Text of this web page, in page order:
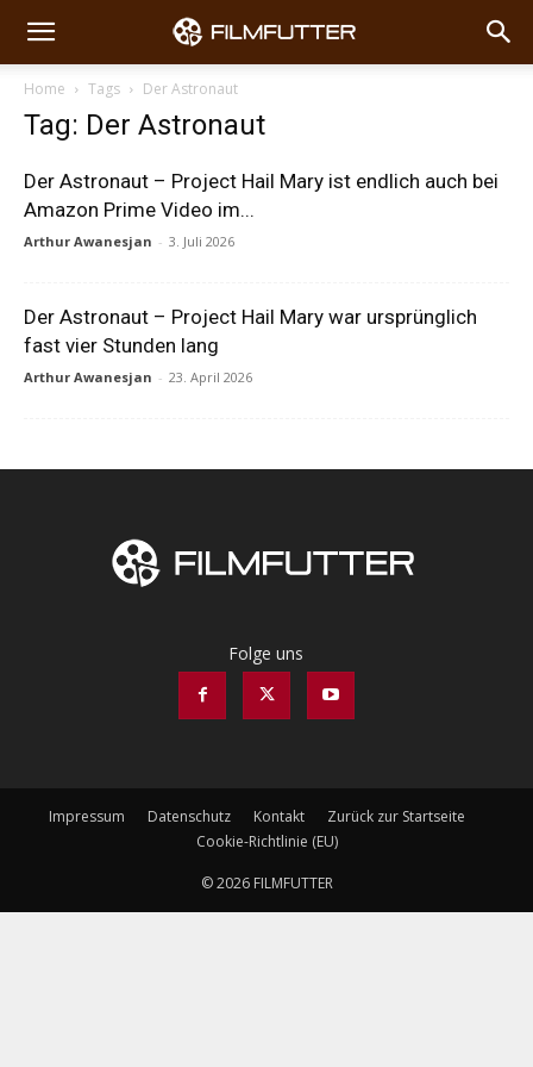
Home Tags Der Astronaut
Tag: Der Astronaut
Der Astronaut – Project Hail Mary ist endlich auch bei
Amazon Prime Video im...
Arthur Awanesjan - 3. Juli 2026
Der Astronaut – Project Hail Mary war ursprünglich
fast vier Stunden lang
Arthur Awanesjan - 23. April 2026
Folge uns
Impressum Datenschutz Kontakt
Zurück zur Startseite
Cookie-Richtlinie (EU)
© 2026 FILMFUTTER